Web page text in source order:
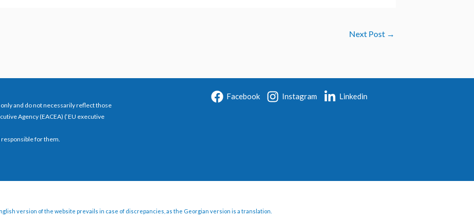
Next Post →
and do not necessarily reflect those
Agency (EACEA) (‘EU executive
for them.
Facebook Instagram Linkedin
version of the website prevails in case of discrepancies, as the Georgian version is a translation.